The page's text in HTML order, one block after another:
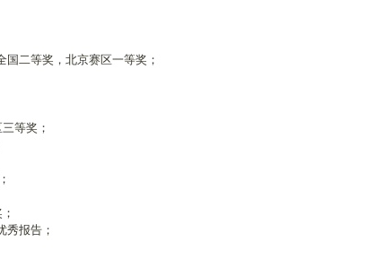
二等奖，北京赛区一等奖；
等奖；
秀报告；